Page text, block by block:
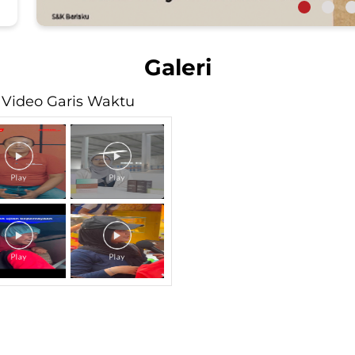
Galeri
Video Garis Waktu